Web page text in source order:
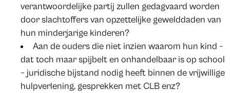
verantwoordelijke partij zullen gedagvaard worden
door slachtoffers van opzettelijke gewelddaden van
hun minderjarige kinderen?
Aan de ouders die niet inzien waarom hun kind –
dat toch maar spijbelt en onhandelbaar is op school
– juridische bijstand nodig heeft binnen de vrijwillige
hulpverlening, gesprekken met CLB enz?